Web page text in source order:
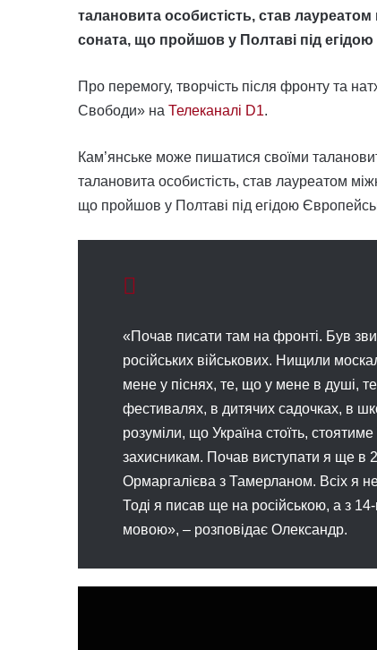
талановита особистість, став
соната, що пройшов у Полтаві під егідою
Про перемогу, творчість після фронту та
Свободи» на Телеканалі D1.
Кам’янське може пишатися своїми
талановита особистість, став лауреатом
що пройшов у Полтаві під егідою
«Почав писати там на фронті. Був
російських військових. Нищили
мене у піснях, те, що у мене в душі,
фестивалях, в дитячих садочках, в
розуміли, що Україна стоїть,
захисникам. Почав виступати я ще в
Ормаргалієва з Тамерланом. Всіх я
Тоді я писав ще на російською, а з
мовою», – розповідає Олександр.